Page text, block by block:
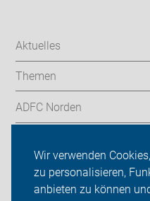
Wir verwenden
zu personalisieren,
anbieten zu können
Aktuelles
Themen
ADFC Norden
Presse